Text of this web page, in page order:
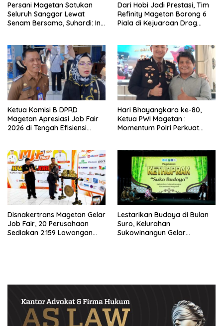
Persani Magetan Satukan
Seluruh Sanggar Lewat
Senam Bersama, Suhardi: Ini
Dari Hobi Jadi Prestasi, Tim
Refinity Magetan Borong 6
Piala di Kejuaraan Drag
Ketua Komisi B DPRD
Magetan Apresiasi Job Fair
2026 di Tengah Efisiensi
Hari Bhayangkara ke-80,
Ketua PWI Magetan :
Momentum Polri Perkuat
Disnakertrans Magetan Gelar
Job Fair, 20 Perusahaan
Sediakan 2.159 Lowongan
Lestarikan Budaya di Bulan
Suro, Kelurahan
Sukowinangun Gelar